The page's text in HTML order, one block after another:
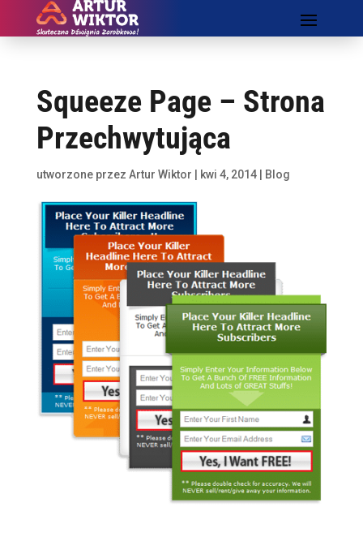
Squeeze Page – Strona
Przechwytująca
utworzone przez Artur Wiktor kwi 4, 2014| Blog